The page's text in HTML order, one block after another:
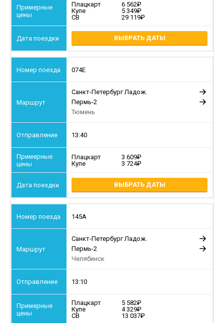
Плацкарт
6 562
Купе
5 349
СВ
29 119
ВЫБРАТЬ ДАТЫ
074Е
Санкт-Петербург Ладож.
Пермь-2
Тюмень
13:40
Плацкарт
3 609
Купе
3 724
ВЫБРАТЬ ДАТЫ
145А
Санкт-Петербург Ладож.
Пермь-2
Челябинск
13:10
Плацкарт
5 582
Купе
4 329
СВ
13 037